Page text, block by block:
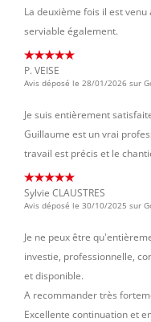
La deuxième fois il est
serviable également.
P. VEISE
Avis déposé le 28/01/2026 sur
Je suis entièrement
Guillaume est un vrai
travail est précis et le
Sylvie CLAUSTRES
Avis déposé le 30/10/2025 sur
Je ne peux être
investie, professionnelle,
et disponible.
A recommander très
Excellente continuation et